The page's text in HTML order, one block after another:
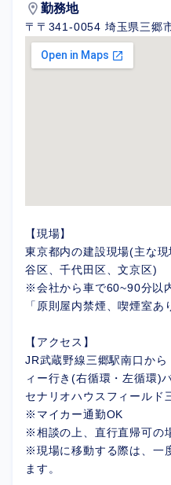
location_on 勤務地
〒〒341-0054 埼玉県三郷
【現場】
東京都内の建設現場(主な
谷区、千代田区、文京区)
※会社から車で60~90分以
「原則屋内禁煙、喫煙室あ
【アクセス】
JR武蔵野線三郷駅南口か
ィー行き(右循環・左循環)
セナリオハウスフィールド
※マイカー通勤OK
※相談の上、直行直帰可の
※現場に移動する際は、一
ます。